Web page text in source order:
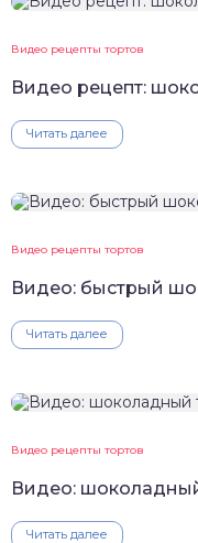
Видео рецепты тортов
Видео рецепт:
Читать далее
Видео рецепты тортов
Видео: быстрый
Читать далее
Видео рецепты тортов
Видео:
Читать далее